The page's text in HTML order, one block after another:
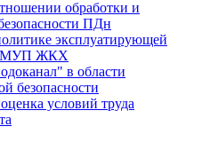
обработки и
ПДн
эксплуатирующей
МУП ЖКХ
в области
безопасности
условий труда